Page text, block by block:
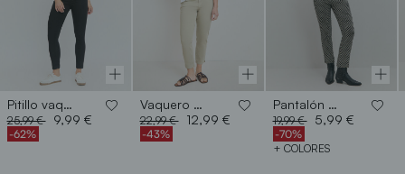
Pitillo vaquero confort
Price reduced from
25,99 €to9,99 €
-62%
Vaquero pitillo crop
Price reduced from
22,99 €to12,99 €
-43%
Pantalón bengalina
Price reduced from
19,99 €to5,99 €
-70%
+ COLORES